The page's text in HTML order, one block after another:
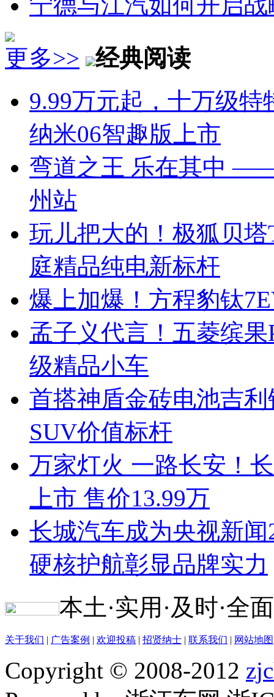
更多>>
经典阅读
9.99万元起，十万级
纳米06智趣版上市
弯道之王 乐在其中
州站
玩儿把大的！极狐贝
庭精品纯电新标杆
爆上加爆！方程豹钛
孟子义代言！五菱缤
级精品小车
首搭神盾金砖电池吉
SUV价值标杆
万家灯火 一路长安！
上市 售价13.99万
长城汽车成为央视新
硬核护航彰显品牌实力
本土·实用·及时·全
关于我们 | 广告案例 | 欢迎投稿 | 招贤纳士 | 联系我们 | 网站地图
Copyright © 2008-2012